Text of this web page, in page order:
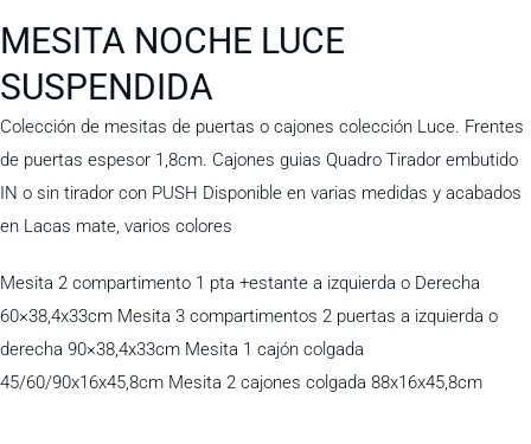
MESITA NOCHE LUCE
SUSPENDIDA
Colección de mesitas de puertas o cajones colección Luce. Frentes
de puertas espesor 1,8cm. Cajones guias Quadro Tirador embutido
IN o sin tirador con PUSH Disponible en varias medidas y acabados
en Lacas mate, varios colores
Mesita 2 compartimento 1 pta +estante a izquierda o Derecha
60×38,4x33cm Mesita 3 compartimentos 2 puertas a izquierda o
derecha 90×38,4x33cm Mesita 1 cajón colgada
45/60/90x16x45,8cm Mesita 2 cajones colgada 88x16x45,8cm